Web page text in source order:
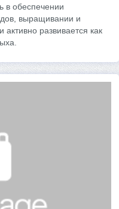
в обеспечении
выращивании и
развивается как